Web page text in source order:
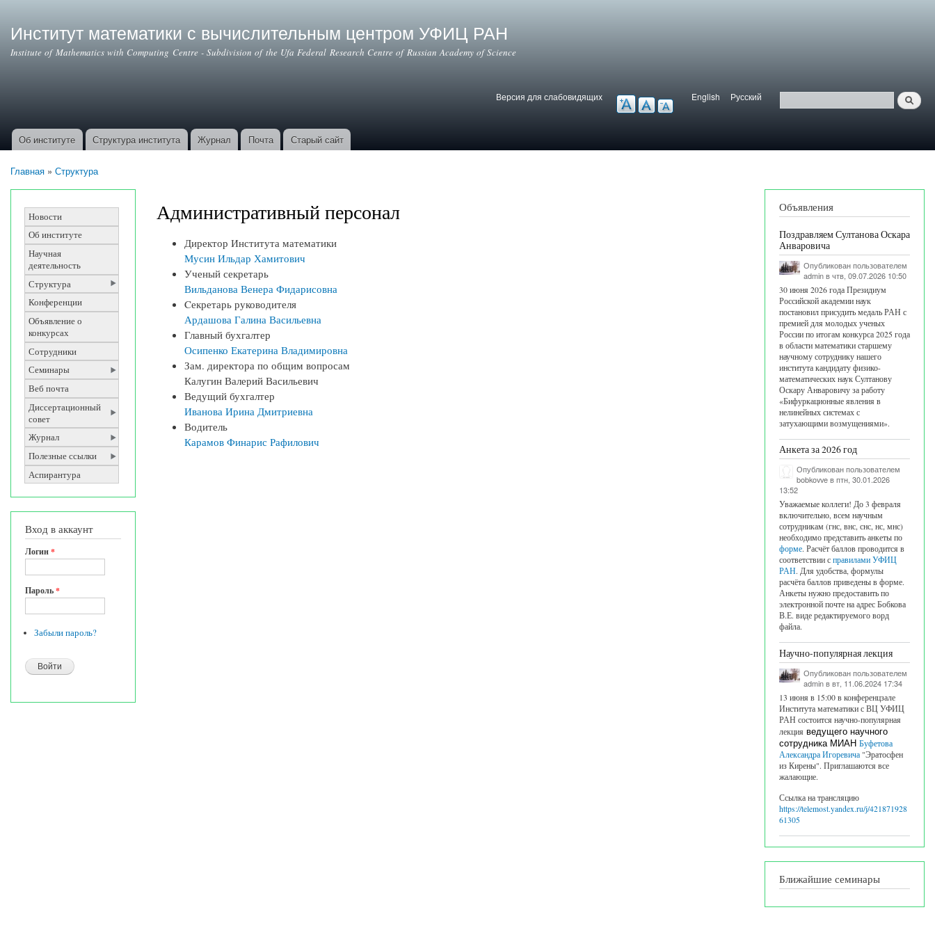
содержанию
Институт математики с вычислительным центром УФИЦ РАН
Institute of Mathematics with Computing Centre - Subdivision of the Ufa Federal Research Centre of Russian Academy of Science
Версия для слабовидящих
Версия для слабовидящих
Версия для слабовидящих
Язык
English Русский
Поиск
Найти
Основные ссылки
Об институте Структура института Журнал Почта Старый сайт
Главная » Структура
Новости
Об институте
Научная
деятельность
Структура
Конференции
Объявление о
конкурсах
Сотрудники
Семинары
Веб почта
Диссертационный
совет
Журнал
Полезные ссылки
Аспирантура
Вход в аккаунт
Логин*
Пароль*
Забыли пароль?
Административный персонал
Директор Института математики
Мусин Ильдар Хамитович
Ученый секретарь
Вильданова Венера Фидарисовна
Cекретарь руководителя
Ардашова Галина Васильевна
Главный бухгалтер
Осипенко Екатерина Владимировна
Зам. директора по общим вопросам
Калугин Валерий Васильевич
Ведущий бухгалтер
Иванова Ирина Дмитриевна
Водитель
Карамов Финарис Рафилович
Объявления
Поздравляем Султанова Оскара
Анваровича
Опубликован пользователем
adminв чтв, 09.07.2026 10:50
30 июня 2026 года Президиум
Российской академии наук
постановил присудить медаль РАН с
премией для молодых ученых
России по итогам конкурса 2025 года
в области математики старшему
научному сотруднику нашего
института кандидату физико-
математических наук Султанову
Оскару Анваровичу за работу
«Бифуркационные явления в
нелинейных системах с
затухающими возмущениями».
Анкета за 2026 год
Опубликован пользователем
bobkovveв птн, 30.01.2026
13:52
Уважаемые коллеги! До 3 февраля
включительно, всем научным
сотрудникам (гнс, внс, снс, нс, мнс)
необходимо представить анкеты по
форме. Расчёт баллов проводится в
соответствии с правилами УФИЦ
РАН. Для удобства, формулы
расчёта баллов приведены в форме.
Анкеты нужно предоставить по
электронной почте на адрес Бобкова
В.Е. виде редактируемого ворд
файла.
Научно-популярная лекция
Опубликован пользователем
adminв вт, 11.06.2024 17:34
13 июня в 15:00 в конференцзале
Института математики с ВЦ УФИЦ
РАН состоится научно-популярная
лекция ведущего научного
сотрудника МИАН Буфетова
Александра Игоревича "Эратосфен
из Кирены". Приглашаются все
жалающие.
Ссылка на трансляцию
https://telemost.yandex.ru/j/421871928
61305
Ближайшие семинары